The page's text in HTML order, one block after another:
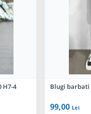
H7-4 Blugi barbati
99,00 Lei